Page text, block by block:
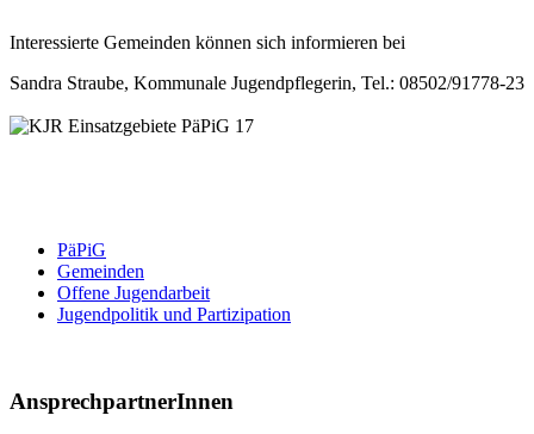
Interessierte Gemeinden können sich informieren bei
Sandra Straube, Kommunale Jugendpflegerin, Tel.: 08502/91778-23
PäPiG
Gemeinden
Offene Jugendarbeit
Jugendpolitik und Partizipation
AnsprechpartnerInnen